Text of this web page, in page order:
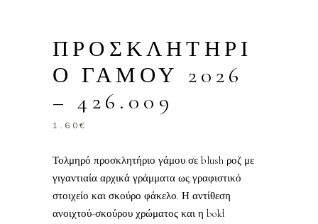
ΠΡΟΣΚΛΗΤΗΡΙ
Ο ΓΑΜΟΥ 2026
– 426.009
1.60€
Τολμηρό προσκλητήριο γάμου σε blush ροζ με
γιγαντιαία αρχικά γράμματα ως γραφιστικό
στοιχείο και σκούρο φάκελο. Η αντίθεση
ανοιχτού-σκούρου χρώματος και η bold